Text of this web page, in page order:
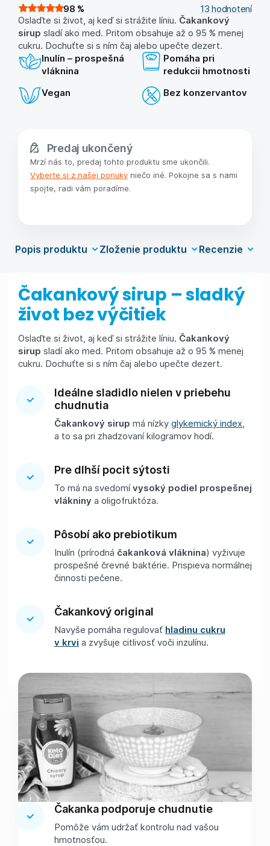
98 % 13 hodnotení
Oslaďte si život, aj keď si strážite líniu. Čakankový
sirup sladí ako med. Pritom obsahuje až o 95 % menej
cukru. Dochuťte si s ním čaj alebo upečte dezert.
Inulín – prospešná
vláknina
Pomáha pri
redukcii hmotnosti
Vegan
Bez konzervantov
Predaj ukončený
Mrzí nás to, predaj tohto produktu sme ukončili.
Vyberte si z našej ponuky niečo iné. Pokojne sa s nami
spojte, radi vám poradíme.
Popis produktu Zloženie produktu Recenzie
Čakankový sirup – sladký
život bez výčitiek
Oslaďte si život, aj keď si strážite líniu. Čakankový
sirup sladí ako med. Pritom obsahuje až o 95 % menej
cukru. Dochuťte si s ním čaj alebo upečte dezert.
Ideálne sladidlo nielen v priebehu
chudnutia
Čakankový sirup má nízky glykemický index,
a to sa pri zhadzovaní kilogramov hodí.
Pre dlhší pocit sýtosti
To má na svedomívysoký podiel prospešnej
vlákniny a oligofruktóza.
Pôsobí ako prebiotikum
Inulín (prírodná čakanková vláknina) vyživuje
prospešné črevné baktérie. Prispieva normálnej
činnosti pečene.
Čakankový original
Navyše pomáha regulovať hladinu cukru
v krvi a zvyšuje citlivosť voči inzulínu.
Čakanka podporuje chudnutie
Pomôže vám udržať kontrolu nad vašou
hmotnosťou.